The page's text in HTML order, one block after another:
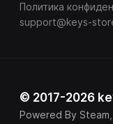
Политика
support@keys-
© 2017-2026
Powered By Steam